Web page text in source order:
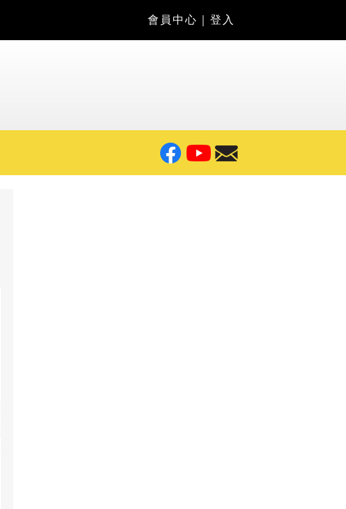
會員中心 登入